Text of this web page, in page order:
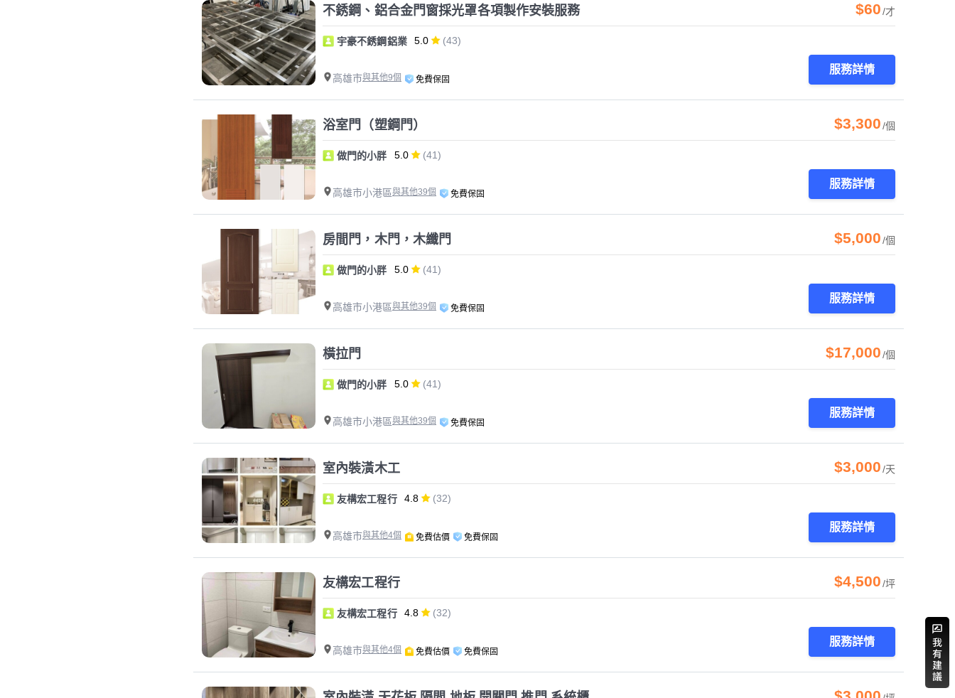
不銹鋼、鋁合金門窗採光罩各項製作安裝服務 $60/才
宇豪不銹鋼鋁業 5.0 (43)
高雄市與其他9個 免費保固
服務詳情
浴室門（塑鋼門） $3,300/個
做門的小胖 5.0 (41)
高雄市小港區與其他39個 免費保固
服務詳情
房間門，木門，木纖門 $5,000/個
做門的小胖 5.0 (41)
高雄市小港區與其他39個 免費保固
服務詳情
橫拉門 $17,000/個
做門的小胖 5.0 (41)
高雄市小港區與其他39個 免費保固
服務詳情
室內裝潢木工 $3,000/天
友構宏工程行 4.8 (32)
高雄市與其他4個 免費估價 免費保固
服務詳情
友構宏工程行 $4,500/坪
友構宏工程行 4.8 (32)
高雄市與其他4個 免費估價 免費保固
服務詳情